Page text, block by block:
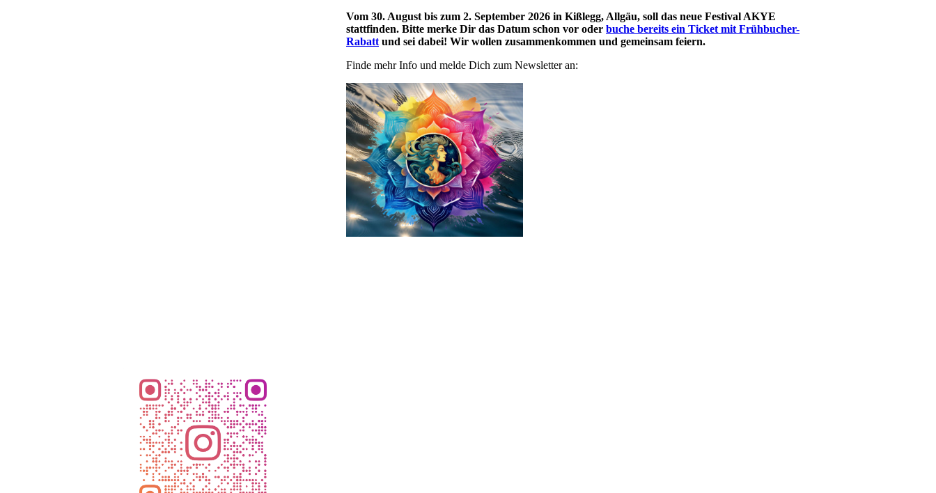
Vom 30. August bis zum 2. September 2026 in Kißlegg, Allgäu, soll das neue Festival AKYE
stattfinden. Bitte merke Dir das Datum schon vor oder buche bereits ein Ticket mit Frühbucher-
Rabatt und sei dabei! Wir wollen zusammenkommen und gemeinsam feiern.
Finde mehr Info und melde Dich zum Newsletter an: